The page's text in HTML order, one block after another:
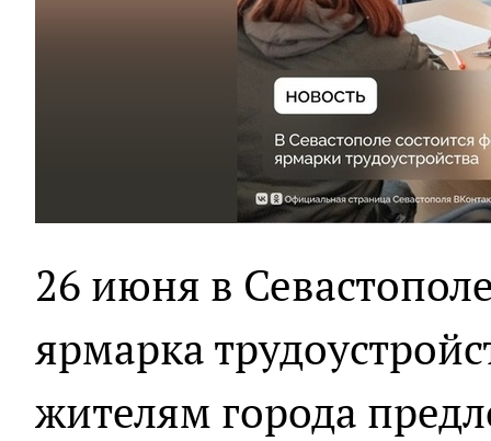
26 июня в
ярмарка
жителям города